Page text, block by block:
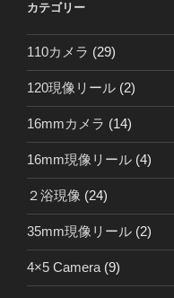
カテゴリー
110カメラ (29)
120現像リール (2)
16mmカメラ (14)
16mm現像リール (4)
２浴現像 (24)
35mm現像リール (2)
4×5 Camera(9)